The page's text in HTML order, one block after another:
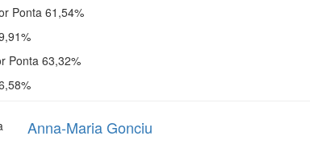
Ponta 61,54%
Ponta 63,32%
Anna-Maria Gonciu